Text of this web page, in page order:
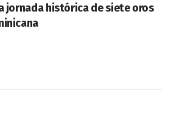
jornada histórica de siete oros